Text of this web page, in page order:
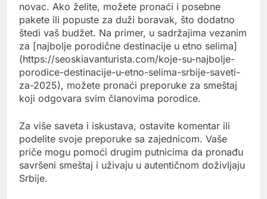
novac. Ako želite, možete pronaći i posebne
pakete ili popuste za duži boravak, što dodatno
štedi vaš budžet. Na primer, u sadržajima vezanim
za [najbolje porodične destinacije u etno selima]
(https://seoskiavanturista.com/koje-su-najbolje-
porodice-destinacije-u-etno-selima-srbije-saveti-
za-2025), možete pronaći preporuke za smeštaj
koji odgovara svim članovima porodice.
Za više saveta i iskustava, ostavite komentar ili
podelite svoje preporuke sa zajednicom. Vaše
priče mogu pomoći drugim putnicima da pronađu
savršeni smeštaj i uživaju u autentičnom doživljaju
Srbije.